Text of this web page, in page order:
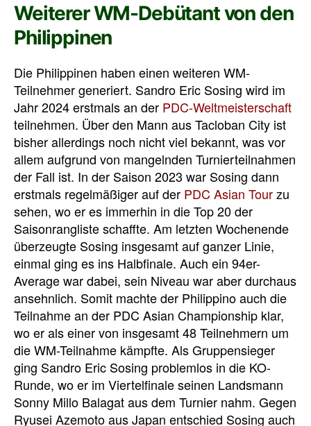
Weiterer WM-Debütant von den
Philippinen
Die Philippinen haben einen weiteren WM-
Teilnehmer generiert. Sandro Eric Sosing wird im
Jahr 2024 erstmals an der PDC-Weltmeisterschaft
teilnehmen. Über den Mann aus Tacloban City ist
bisher allerdings noch nicht viel bekannt, was vor
allem aufgrund von mangelnden Turnierteilnahmen
der Fall ist. In der Saison 2023 war Sosing dann
erstmals regelmäßiger auf der PDC Asian Tourzu
sehen, wo er es immerhin in die Top 20 der
Saisonrangliste schaffte. Am letzten Wochenende
überzeugte Sosing insgesamt auf ganzer Linie,
einmal ging es ins Halbfinale. Auch ein 94er-
Average war dabei, sein Niveau war aber durchaus
ansehnlich. Somit machte der Philippino auch die
Teilnahme an der PDC Asian Championship klar,
wo er als einer von insgesamt 48 Teilnehmern um
die WM-Teilnahme kämpfte. Als Gruppensieger
ging Sandro Eric Sosing problemlos in die KO-
Runde, wo er im Viertelfinale seinen Landsmann
Sonny Millo Balagat aus dem Turnier nahm. Gegen
Ryusei Azemoto aus Japan entschied Sosing auch